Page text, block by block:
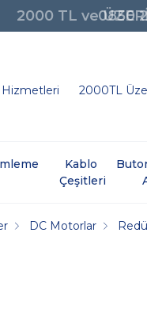
0850
2000TL
Kablo
Çeşitleri
DC Motorlar